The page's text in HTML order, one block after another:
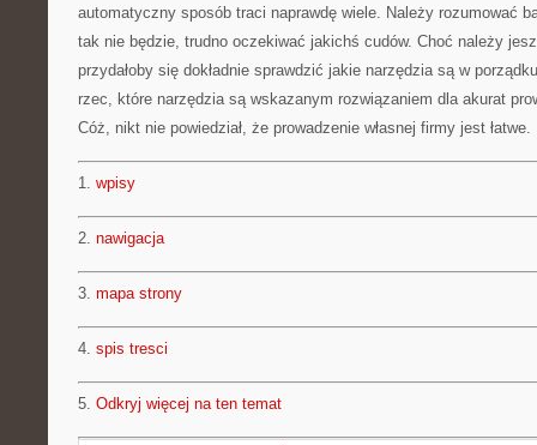
automatyczny sposób traci naprawdę wiele. Należy rozumować
tak nie będzie, trudno oczekiwać jakichś cudów. Choć należy
przydałoby się dokładnie sprawdzić jakie narzędzia są w
rzec, które narzędzia są wskazanym rozwiązaniem dla akurat
Cóż, nikt nie powiedział, że prowadzenie własnej firmy jest łatwe.
1. wpisy
2. nawigacja
3. mapa strony
4. spis tresci
5. Odkryj więcej na ten temat